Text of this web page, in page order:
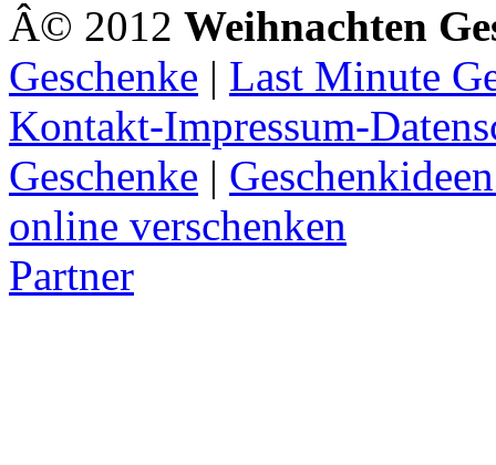
Â© 2012 Weihnachten
Geschenke | Last Minute
Kontakt-Impressum-
Geschenke |
online verschenken
Partner